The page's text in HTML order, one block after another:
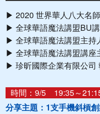
▶ 2020 世界華人八大名
▶ 全球華語魔法講盟BU
▶ 全球華語魔法講盟主持
▶ 全球華語魔法講盟講座
▶ 珍昕國際企業有限公司
時間：9/5 19:35～
分享主題：1支手機斜槓